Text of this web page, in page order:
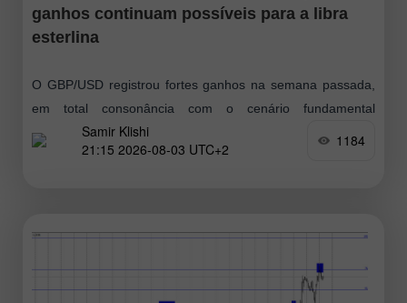
ganhos continuam possíveis para a libra
esterlina
O GBP/USD registrou fortes ganhos na semana passada,
em total consonância com o cenário fundamental
predominante. Assim, pode-se dizer que os compradores
iniciaram um novo movimento de alta
Samir Klishi
21:15 2026-08-03 UTC+2
1184